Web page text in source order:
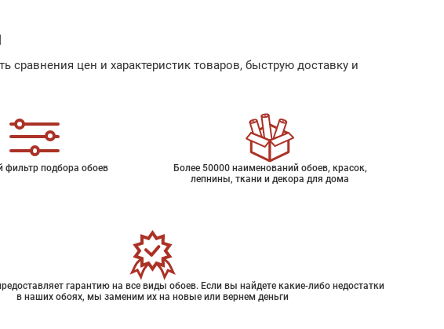
цен и характеристик товаров, быструю доставку и
фильтр подбора обоев
Более 50000 наименований обоев, красок,
лепнины, ткани и декора для дома
гарантию на все виды обоев. Если вы найдете какие-либо недостатки
в наших обоях, мы заменим их на новые или вернем деньги